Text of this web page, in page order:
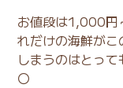
お値段は1,000円
れだけの海鮮が
しまうのはとっ
〇